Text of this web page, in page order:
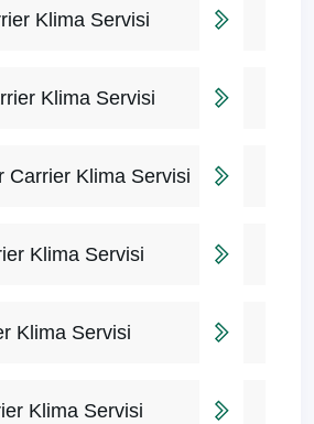
Klima Servisi
Klima Servisi
Carrier Klima Servisi
Klima Servisi
Klima Servisi
Klima Servisi